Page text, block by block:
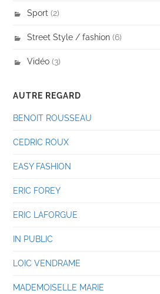
Sport (2)
Street Style / fashion (6)
Vidéo (3)
AUTRE REGARD
BENOIT ROUSSEAU
CEDRIC ROUX
EASY FASHION
ERIC FOREY
ERIC LAFORGUE
IN PUBLIC
LOIC VENDRAME
MADEMOISELLE MARIE